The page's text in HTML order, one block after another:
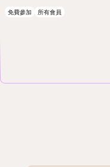
免費參加 所有會員